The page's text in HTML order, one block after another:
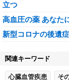
立つ
高血圧の薬 あなた
新型コロナの後遺
関連キーワード
心臓血管疾患 そ